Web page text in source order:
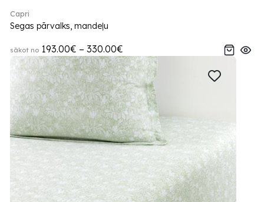
Capri
Segas pārvalks, mandeļu
sākot no 193.00€ – 330.00€